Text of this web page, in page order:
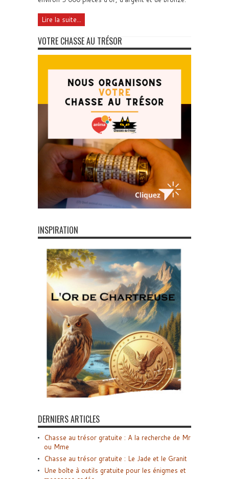
Lire la suite...
VOTRE CHASSE AU TRÉSOR
INSPIRATION
DERNIERS ARTICLES
Chasse au trésor gratuite : A la recherche de Mr
ou Mme
Chasse au trésor gratuite : Le Jade et le Granit
Une boîte à outils gratuite pour les énigmes et